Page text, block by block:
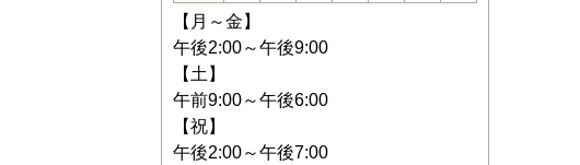
【月～金】
午後2:00～午後9:00
【土】
午前9:00～午後6:00
【祝】
午後2:00～午後7:00